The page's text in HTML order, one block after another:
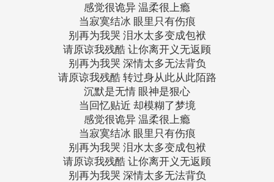
感觉很诡异 温柔很上瘾
当寂寞结冰 眼里只有伤痕
别再为我哭 泪水太多变成包袱
请原谅我残酷 让你离开义无返顾
别再为我哭 深情太多无法背负
请原谅我残酷 转过身从此从此陌路
沉默是无情 眼神是狠心
当回忆贴近 却模糊了梦境
感觉很诡异 温柔很上瘾
当寂寞结冰 眼里只有伤痕
别再为我哭 泪水太多变成包袱
请原谅我残酷 让你离开义无返顾
别再为我哭 深情太多无法背负